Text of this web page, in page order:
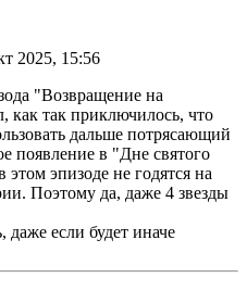
2025, 15:56
"Возвращение на
как так приключилось, что
дальше потрясающий
появление в "Дне святого
эпизоде не годятся на
Поэтому да, даже 4 звезды
даже если будет иначе